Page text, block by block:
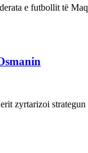
e futbollit të
zyrtarizoi